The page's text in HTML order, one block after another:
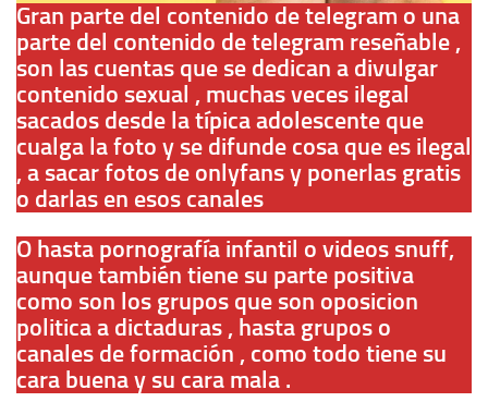
Gran parte del contenido de telegram o una
parte del contenido de telegram reseñable ,
son las cuentas que se dedican a divulgar
contenido sexual , muchas veces ilegal
sacados desde la típica adolescente que
cualga la foto y se difunde cosa que es ilegal
, a sacar fotos de onlyfans y ponerlas gratis
o darlas en esos canales
O hasta pornografía infantil o videos snuff,
aunque también tiene su parte positiva
como son los grupos que son oposicion
politica a dictaduras , hasta grupos o
canales de formación , como todo tiene su
cara buena y su cara mala .